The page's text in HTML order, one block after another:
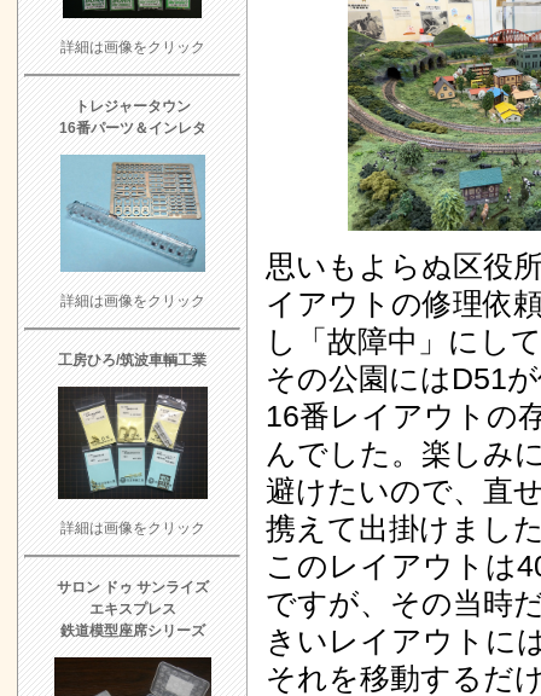
思いもよらぬ区役
イアウトの修理依
し「故障中」にし
その公園にはD51
16番レイアウトの
んでした。楽しみ
避けたいので、直
携えて出掛けまし
このレイアウトは
ですが、その当時
きいレイアウトに
それを移動するだ
詳細は画像をクリック
トレジャータウン
16番パーツ＆インレタ
詳細は画像をクリック
工房ひろ/筑波車輌工業
詳細は画像をクリック
サロン ドゥ サンライズ
エキスプレス
鉄道模型座席シリーズ